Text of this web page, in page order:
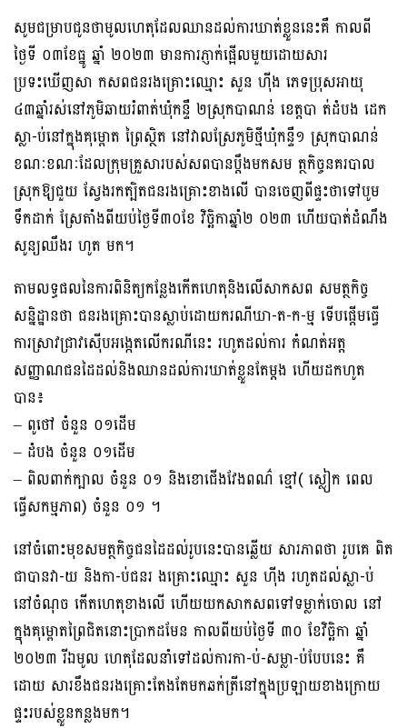
សូមជម្រាបជូនថាមូលហេតុដែលឈានដល់ការឃាត់ខ្លួននេះគឺ កាលពី
ថ្ងៃទី ០៣ខែធ្នូ ឆ្នាំ ២០២៣ មានការភ្ញាក់ផ្អេីលមួយដោយសារ
ប្រទះឃេីញសា កសពជនរងគ្រោះឈ្មោះ សួន ហ៉ីង ភេទប្រុសអាយុ
៤៣ឆ្នាំរស់នៅភូមិឆាយរំពាត់ឃុំកន្ទឺ ២ស្រុកបាណន់ ខេត្តបា ត់ដំបង ដេក
ស្លា-ប់នៅក្នុងគុម្ពោត ព្រៃស្ថិត នៅវាលស្រែភូមិថ្មីឃុំកន្ទឺ១ ស្រុកបាណន់
ខណៈខណៈដែលក្រុមគ្រួសារបស់សពបានប្តឹងមកសម ត្ថកិច្ចនគរបាល
ស្រុកឱ្យជួយ ស្វែងរកត្បិតជនរងគ្រោះខាងលេី បានចេញពីផ្ទះថាទៅបូម
ទឹកដាក់ ស្រែតាំងពីយប់ថ្ងៃទី៣០ខែ វិច្ឆិកាឆ្នាំ២ ០២៣ ហេីយបាត់ដំណឹង
សូន្យឈឹងរ ហូត មក។
តាមលទ្ធផលនៃការពិនិត្យកន្លែងកេីតហេតុនិងលេីសាកសព សមត្ថកិច្ច
សន្និដ្ឋានថា ជនរងគ្រោះបានស្លាប់ដោយករណីឃា-ត-ក-ម្ម ទេីបផ្តេីមធ្វេី
ការស្រាវជ្រាវស៊េីបអង្កេតលេីករណីនេះ រហូតដល់ការ កំណត់អត្ត
សញ្ញាណជនដៃដល់និងឈានដល់ការឃាត់ខ្លួនតែម្តង ហេីយដកហូត
បាន៖
– ពូថៅ ចំនួន ០១ដើម
– ដំបង ចំនួន ០១ដើម
– ពិលពាក់ក្បាល ចំនួន ០១ និងខោជើងវែងពណ៌ ខ្មៅ( ស្លៀក ពេល
ធ្វើសកម្មភាព) ចំនួន ០១ ។
នៅចំពោះមុខសមត្ថកិច្ចជនដៃដល់រូបនេះបានឆ្លេីយ សារភាពថា រូបគេ ពិត
ជាបានវា-យ និងកា-ប់ជនរ ងគ្រោះឈ្មោះ សួន ហុីង រហូតដល់ស្លា-ប់
នៅចំណុច កេីតហេតុខាងលេី ហើយយកសាកសពទៅទម្លាក់ចោល នៅ
ក្នុងគុម្ពោតព្រៃជិតនោះប្រាកដមែន កាលពីយប់ថ្ងៃទី ៣០ ខែវិច្ឆិកា ឆ្នាំ
២០២៣ រីឯមូល ហេតុដែលនាំទៅដល់ការកា-ប់-សម្លា-ប់បែបនេះ គឺ
ដោយ សារខឹងជនរងគ្រោះតែងតែមកឆក់ត្រីនៅក្នុងប្រឡាយខាងក្រោយ
ផ្ទះរបស់ខ្លួនកន្លងមក។